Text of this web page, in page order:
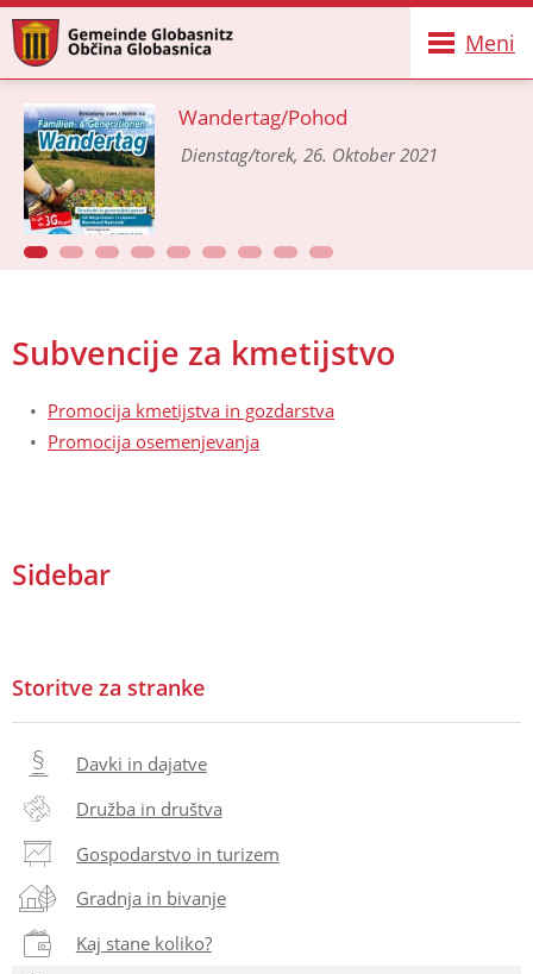
Meni
Wandertag/Pohod
Dienstag/torek, 26. Oktober 2021
Subvencije za kmetijstvo
Promocija kmetijstva in gozdarstva
Promocija osemenjevanja
Sidebar
Storitve za stranke
Davki in dajatve
Družba in društva
Gospodarstvo in turizem
Gradnja in bivanje
Kaj stane koliko?